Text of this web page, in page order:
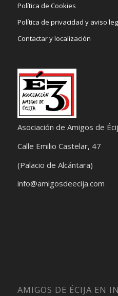
Política de Cookies
Política de privacidad y aviso
Contactar y localización
Asociación de Amigos de
Calle Emilio Castelar, 47
(Palacio de Alcántara)
info@amigosdeecija.com
AMIGOS DE ÉCIJA EN